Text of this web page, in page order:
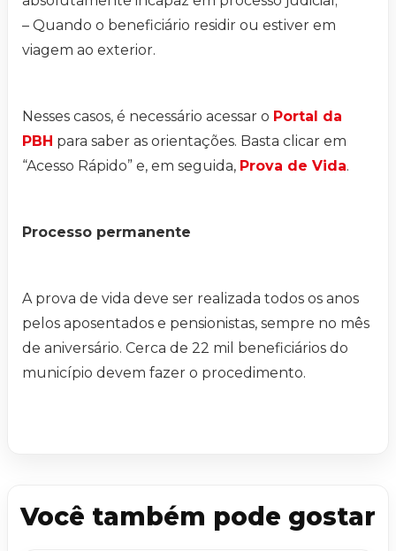
– Quando o beneficiário residir ou estiver em
viagem ao exterior.
Nesses casos, é necessário acessar o Portal da
PBH para saber as orientações. Basta clicar em
“Acesso Rápido” e, em seguida, Prova de Vida.
Processo permanente
A prova de vida deve ser realizada todos os anos
pelos aposentados e pensionistas, sempre no mês
de aniversário. Cerca de 22 mil beneficiários do
município devem fazer o procedimento.
Você também pode gostar